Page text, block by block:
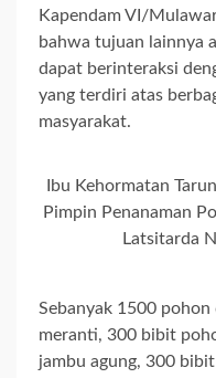
Kapendam VI/
bahwa tujuan lainnya
dapat berinteraksi
yang terdiri atas
masyarakat.
Ibu Kehormatan
Pimpin Penanaman
Latsitarda
Sebanyak 1500
meranti, 300 bibit
jambu agung, 300